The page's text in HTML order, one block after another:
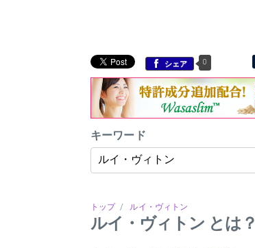
シェア 0
キーワード
トップ/ ルイ・ヴィトン
ルイ・ヴィトン とは？